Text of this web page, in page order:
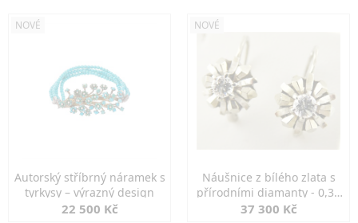
NOVÉ
Autorský stříbrný náramek s
tyrkysy – výrazný design
22 500 Kč
NOVÉ
Náušnice z bílého zlata s
přírodními diamanty - 0,30
ct
37 300 Kč